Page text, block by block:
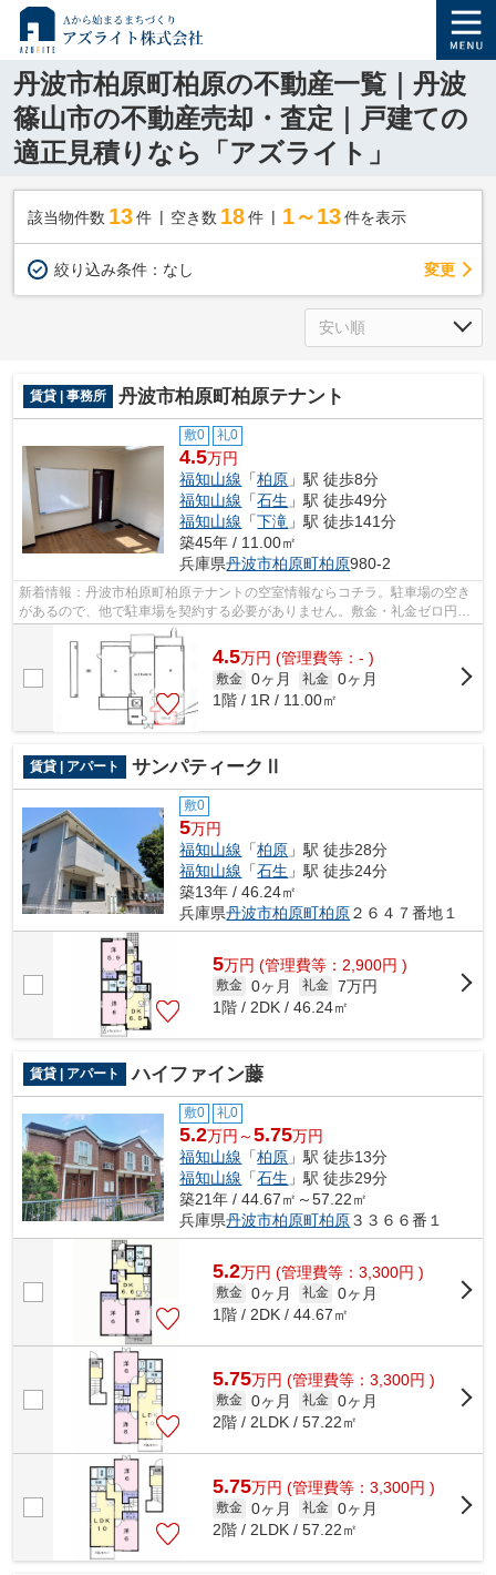
丹波市柏原町柏原の不動産一覧｜丹波
篠山市の不動産売却・査定｜戸建ての
適正見積りなら「アズライト」
該当物件数 13件 空き数 18 件 1～13 件を表示
絞り込み条件： なし 変更
賃貸 | 事務所 丹波市柏原町柏原テナント
敷0 礼0
4.5万円
福知山線 「柏原 」駅 徒歩8分
福知山線 「石生 」駅 徒歩49分
福知山線 「下滝 」駅 徒歩141分
築45年 / 11.00㎡
兵庫県丹波市柏原町柏原980-2
新着情報：丹波市柏原町柏原テナントの空室情報ならコチラ。駐車場の空き
があるので、他で駐車場を契約する必要がありません。敷金・礼金ゼロ円な
ので、初期費用節約につながります。...
4.5万円 (管理費等：- )
敷金 0ヶ月 礼金 0ヶ月
1階 / 1R / 11.00㎡
賃貸 | アパート サンパティークⅡ
敷0
5万円
福知山線 「柏原 」駅 徒歩28分
福知山線 「石生 」駅 徒歩24分
築13年 / 46.24㎡
兵庫県丹波市柏原町柏原２６４７番地１
5万円 (管理費等：2,900円 )
敷金 0ヶ月 礼金 7万円
1階 / 2DK / 46.24㎡
賃貸 | アパート ハイファイン藤
敷0 礼0
5.2万円～5.75万円
福知山線 「柏原 」駅 徒歩13分
福知山線 「石生 」駅 徒歩29分
築21年 / 44.67㎡～57.22㎡
兵庫県丹波市柏原町柏原３３６６番１
5.2万円 (管理費等：3,300円 )
敷金 0ヶ月 礼金 0ヶ月
1階 / 2DK / 44.67㎡
5.75万円 (管理費等：3,300円 )
敷金 0ヶ月 礼金 0ヶ月
2階 / 2LDK / 57.22㎡
5.75万円 (管理費等：3,300円 )
敷金 0ヶ月 礼金 0ヶ月
2階 / 2LDK / 57.22㎡